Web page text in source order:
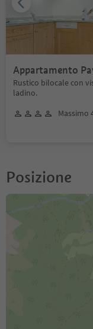
Appartamento
Rustico bilocale con
ladino.
Massimo
Posizione